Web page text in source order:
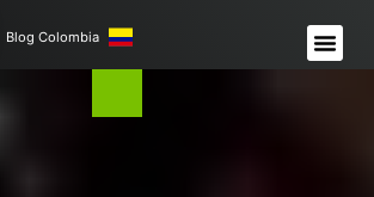
Blog Colombia